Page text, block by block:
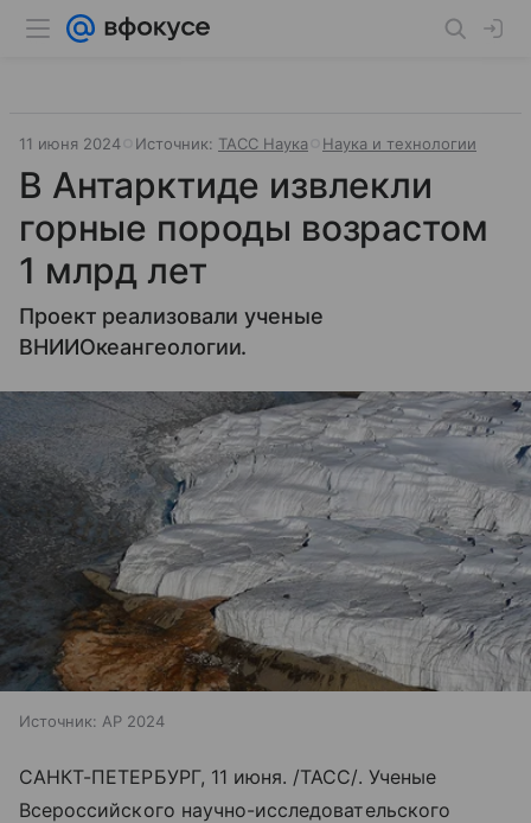
11 июня 2024 Источник: ТАСС Наука Наука и технологии
В Антарктиде извлекли
горные породы возрастом
1 млрд лет
Проект реализовали ученые
ВНИИОкеангеологии.
Источник: AP 2024
САНКТ-ПЕТЕРБУРГ, 11 июня. /ТАСС/. Ученые
Всероссийского научно-исследовательского